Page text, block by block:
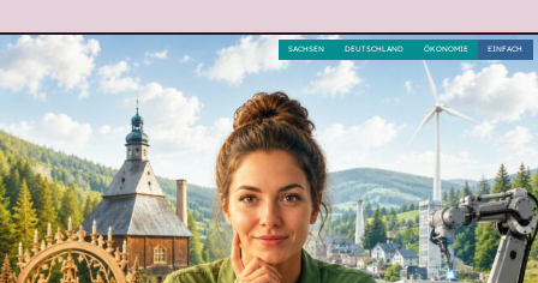
EINFACH
ÖKONOMIE
DEUTSCHLAND
SACHSEN